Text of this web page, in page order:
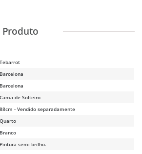
Tebarrot
Barcelona
Barcelona
Cama de Solteiro
88cm - Vendido separadamente
Quarto
Branco
Pintura semi brilho.